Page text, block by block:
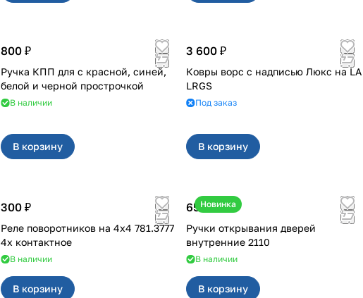
800 ₽
Ручка КПП для с красной, синей,
белой и черной прострочкой
В наличии
В корзину
3 600 ₽
Ковры ворс с надписью Люкс на LA
LRGS
Под заказ
В корзину
300 ₽
Реле поворотников на 4х4 781.3777
4х контактное
В наличии
В корзину
Новинка
650 ₽
Ручки открывания дверей
внутренние 2110
В наличии
В корзину